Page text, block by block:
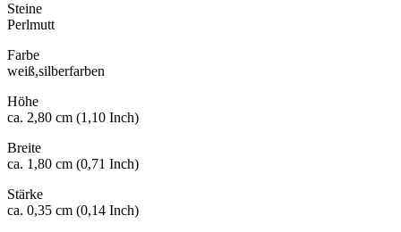
Steine
Perlmutt
Farbe
weiß,silberfarben
Höhe
ca. 2,80 cm (1,10 Inch)
Breite
ca. 1,80 cm (0,71 Inch)
Stärke
ca. 0,35 cm (0,14 Inch)